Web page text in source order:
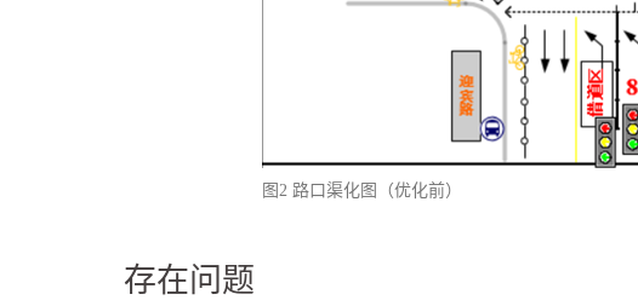
图2 路口渠化图（优化前）
存在问题